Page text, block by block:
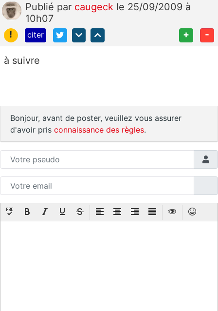
Publié par caugeck le 25/09/2009 à
10h07
!
citer + -
à suivre
Bonjour, avant de poster, veuillez vous assurer
d'avoir pris connaissance des règles.